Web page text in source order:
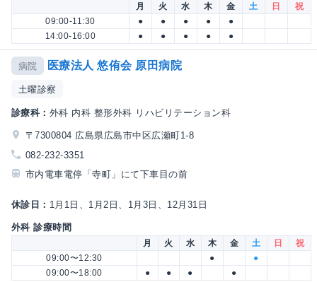
月 火 水 木 金 土 日
祝
09:00-11:30
● ● ● ●
●
14:00-16:00
● ● ● ● ●
病院 医療法人 悠侑会 原田病院
土曜診察
診療科： 外科 内科 整形外科 リハビリテーション科
〒7300804 広島県広島市中区広瀬町1-8
082-232-3351
市内電車電停「寺町」にて下車目の前
休診日： 1月1日、1月2日、1月3日、12月31日
外科 診療時間
月 火 水 木 金 土 日
祝
09:00〜12:30
●
●
09:00〜18:00
● ● ● ●